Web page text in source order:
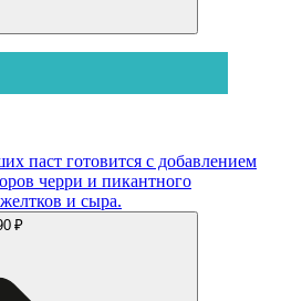
паст готовится с добавлением
черри и пикантного
и сыра.
₽